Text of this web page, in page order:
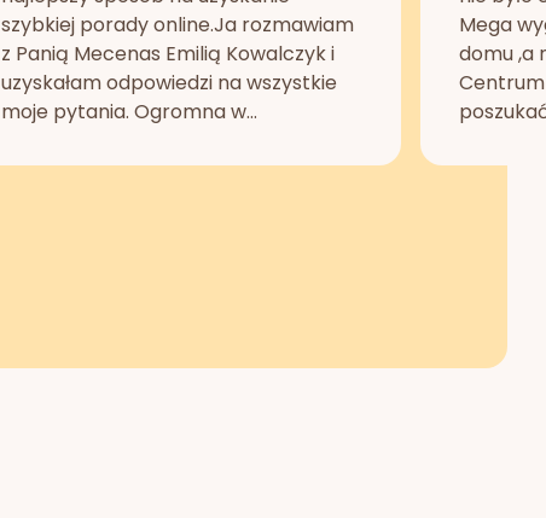
szybkiej porady online.Ja rozmawiam
z Panią Mecenas Emilią Kowalczyk i
uzyskałam odpowiedzi na wszystkie
moje pytania. Ogromna w...
Mega
domu ,a